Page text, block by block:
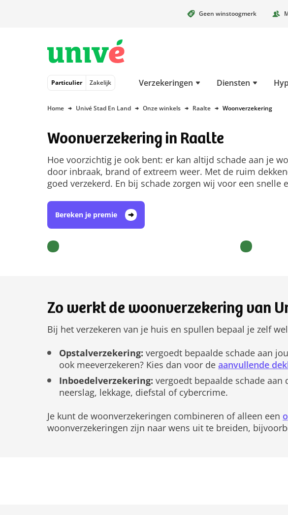
Geen winstoogmerk
Particulier Zakelijk Verzekeringen Diensten
Home Univé Stad En Land Onze winkels Raalte Woonverzekering
Woonverzekering in Raalte
Hoe voorzichtig je ook bent: er kan altijd schade aan je
door inbraak, brand of extreem weer. Met de ruim
goed verzekerd. En bij schade zorgen wij voor een snelle
Bereken je premie
Zo werkt de woonverzekering van
Bij het verzekeren van je huis en spullen bepaal je zelf
Opstalverzekering: vergoedt bepaalde schade aan
ook meeverzekeren? Kies dan voor de aanvullende
Inboedelverzekering: vergoedt bepaalde schade
neerslag, lekkage, diefstal of cybercrime.
Je kunt de woonverzekeringen combineren of alleen een
woonverzekeringen zijn naar wens uit te breiden,